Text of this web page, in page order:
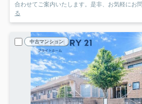
合わせてご案内いたします。是非、お気軽にお
る
中古マンション